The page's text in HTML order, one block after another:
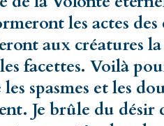
les actes
aux créatures
facettes. Voilà
spasmes et les
Je brûle du désir